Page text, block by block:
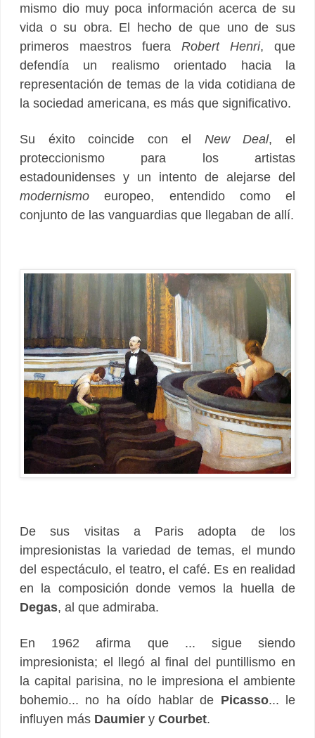
mismo dio muy poca información acerca de su
vida o su obra. El hecho de que uno de sus
primeros maestros fuera Robert Henri, que
defendía un realismo orientado hacia la
representación de temas de la vida cotidiana de
la sociedad americana, es más que significativo.
Su éxito coincide con el New Deal, el
proteccionismo para los artistas
estadounidenses y un intento de alejarse del
modernismo europeo, entendido como el
conjunto de las vanguardias que llegaban de allí.
De sus visitas a Paris adopta de los
impresionistas la variedad de temas, el mundo
del espectáculo, el teatro, el café. Es en realidad
en la composición donde vemos la huella de
Degas, al que admiraba.
En 1962 afirma que ... sigue siendo
impresionista; el llegó al final del puntillismo en
la capital parisina, no le impresiona el ambiente
bohemio... no ha oído hablar de Picasso... le
influyen más Daumier y Courbet.